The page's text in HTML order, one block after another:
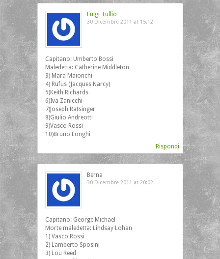
Luigi Tullio
30 Dicembre 2011 at 15:12
Capitano: Umberto Bossi
Maledetta: Catherine Middleton
3) Mara Maionchi
4) Rufus (Jacques Narcy)
5)Keith Richards
6)Iva Zanicchi
7)Joseph Ratsinger
8)Giulio Andreotti
9)Vasco Rossi
10)Bruno Longhi
Rispondi
Berna
30 Dicembre 2011 at 20:02
Capitano: George Michael
Morte maledetta: Lindsay Lohan
1) Vasco Rossi
2) Lamberto Sposini
3) Lou Reed